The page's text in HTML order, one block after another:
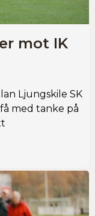
mot IK
Ljungskile SK
med tanke på